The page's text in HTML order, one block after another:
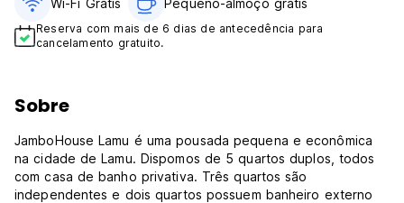
Wi-Fi Grátis Pequeno-almoço grátis
Reserva com mais de 6 dias de antecedência para
cancelamento gratuito.
Sobre
JamboHouse Lamu é uma pousada pequena e econômica
na cidade de Lamu. Dispomos de 5 quartos duplos, todos
com casa de banho privativa. Três quartos são
independentes e dois quartos possuem banheiro externo